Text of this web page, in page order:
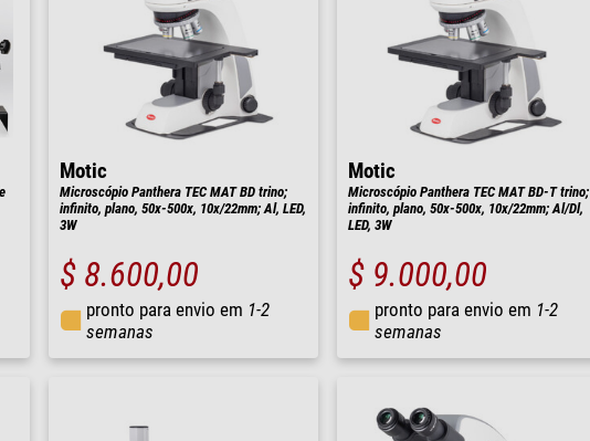
Motic
Microscópio Panthera TEC MAT BD trino;
infinito, plano, 50x-500x, 10x/22mm; Al, LED,
3W
$ 8.600,00
pronto para envio em 1-2
semanas
Motic
Microscópio Panthera TEC MAT BD-T trino;
infinito, plano, 50x-500x, 10x/22mm; Al/Dl,
LED, 3W
$ 9.000,00
pronto para envio em 1-2
semanas